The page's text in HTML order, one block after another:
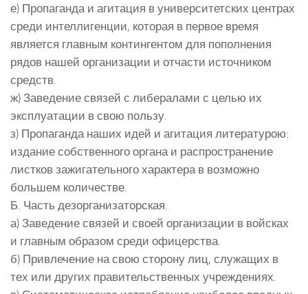
е) Пропаганда и агитация в университетских центрах
среди интеллигенции, которая в первое время
является главным контингентом для пополнения
рядов нашей организации и отчасти источником
средств.
ж) Заведение связей с либералами с целью их
эксплуатации в свою пользу.
з) Пропаганда наших идей и агитация литературою:
издание собственного органа и распространение
листков зажигательного характера в возможно
большем количестве.
Б. Часть дезорганизаторская.
а) Заведение связей и своей организации в войсках
и главным образом среди офицерства.
б) Привлечение на свою сторону лиц, служащих в
тех или других правительственных учреждениях.